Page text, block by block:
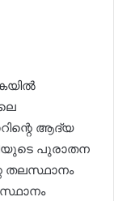
ആദ്യ
പുരാതന
തലസ്ഥാനം